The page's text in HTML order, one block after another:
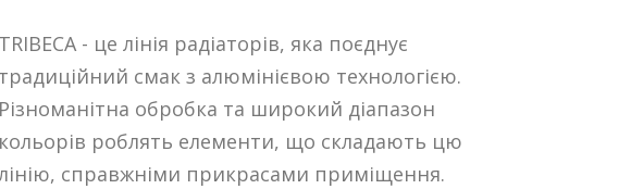
TRIBECA - це лінія радіаторів, яка поєднує
традиційний смак з алюмінієвою технологією.
Різноманітна обробка та широкий діапазон
кольорів роблять елементи, що складають цю
справжніми прикрасами приміщення.